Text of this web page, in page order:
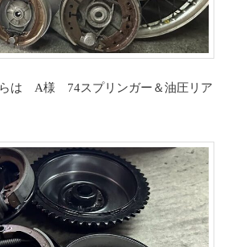
は A様 74スプリンガー＆油圧リア